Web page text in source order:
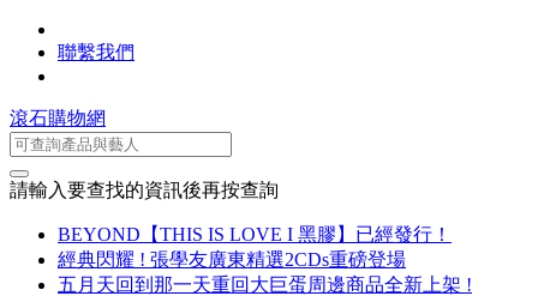
聯繫我們
滾石購物網
請輸入要查找的資訊後再按查詢
BEYOND【THIS IS LOVE I 黑膠】已經發行！
經典閃耀 ! 張學友廣東精選2CDs重磅登場
五月天回到那一天重回大巨蛋周邊商品全新上架 !